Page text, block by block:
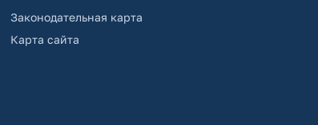
Законодательная карта
Карта сайта